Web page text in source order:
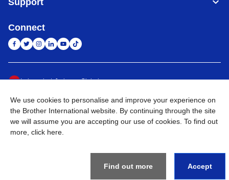
Support
Connect
Indonesia Jaringan Global
Privacy Policy Ketentuan Penggunaan Site Map Kunjungi Situs Global
©2026BROTHER INTERNATIONAL SALES INDONESIA All
We use cookies to personalise and improve your experience on
the Brother International website. By continuing through the site
we will assume you are accepting our use of cookies. To find out
more, click here
Find out more Accept